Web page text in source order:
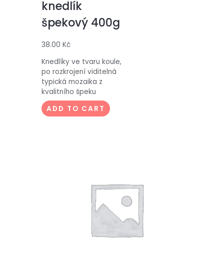
knedlík
špekový 400g
38.00 Kč
Knedlíky ve tvaru koule,
po rozkrojení viditelná
typická mozaika z
kvalitního špeku
ADD TO CART